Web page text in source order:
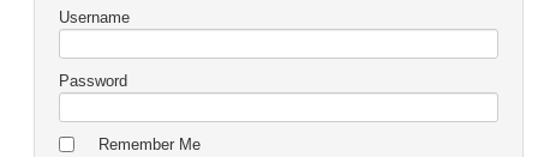
Username
Password
Remember Me